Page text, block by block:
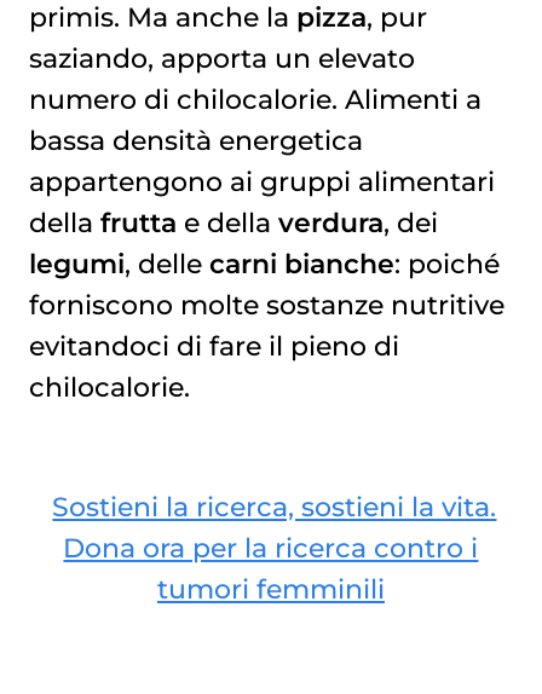
primis. Ma anche la pizza, pur
saziando, apporta un elevato
numero di chilocalorie. Alimenti a
bassa densità energetica
appartengono ai gruppi alimentari
della frutta e della verdura, dei
legumi, delle carni bianche: poiché
forniscono molte sostanze nutritive
evitandoci di fare il pieno di
chilocalorie.
Sostieni la ricerca, sostieni la vita.
Dona ora per la ricerca contro i
tumori femminili